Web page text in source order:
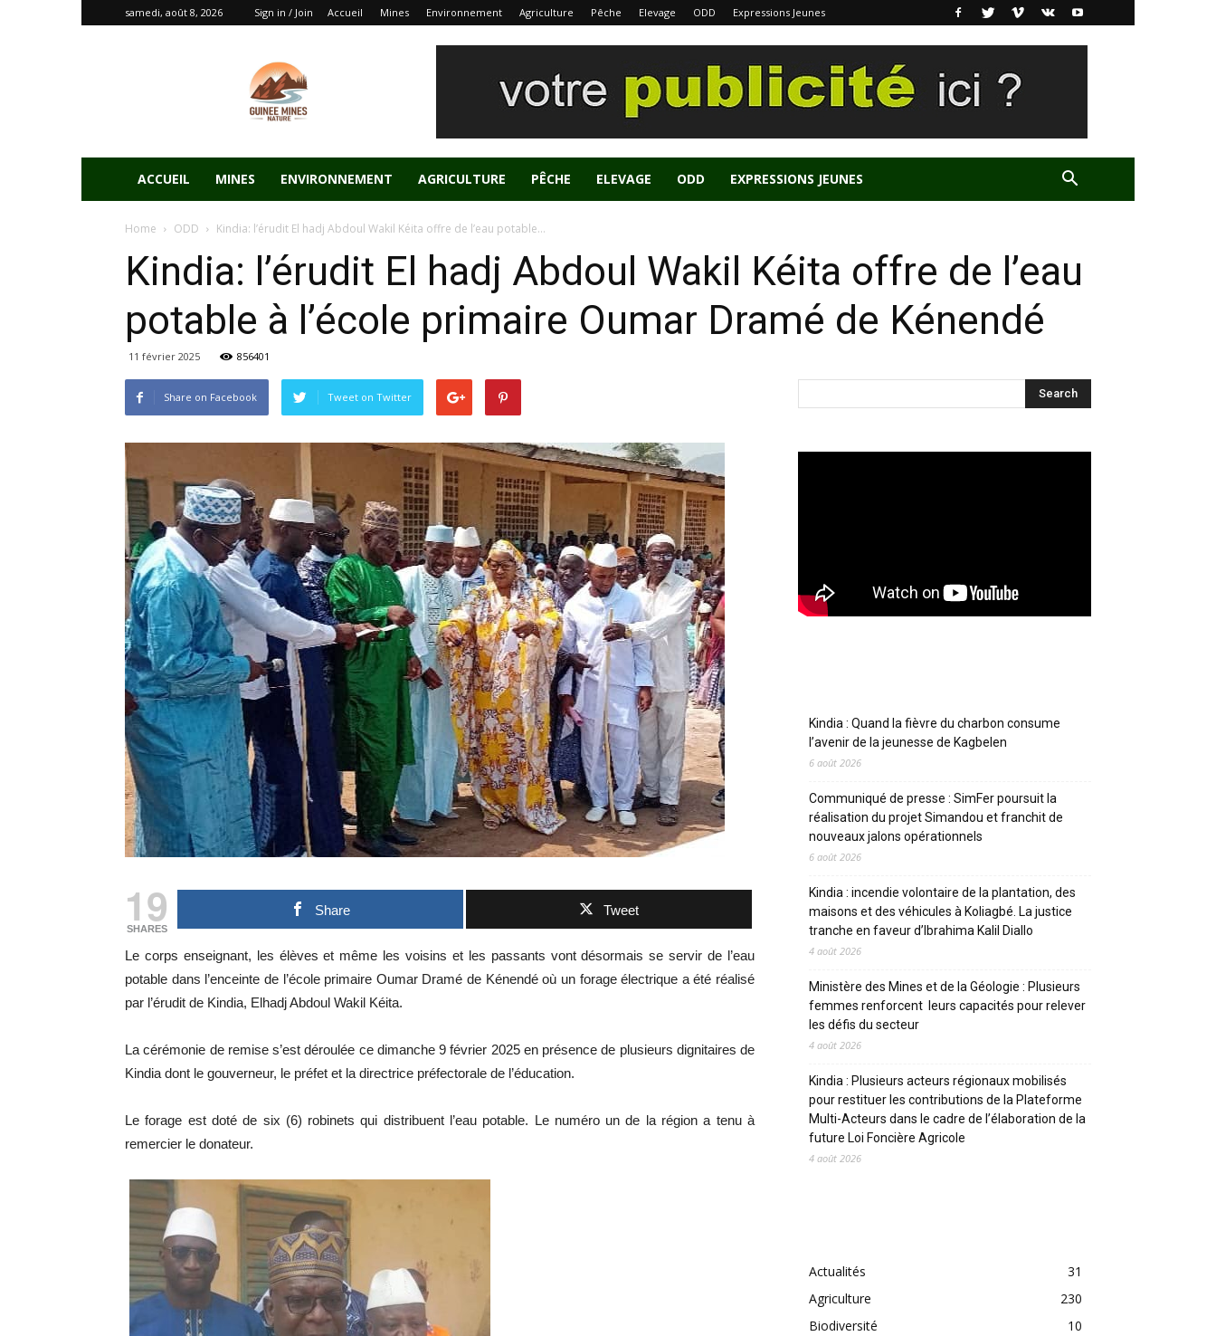
samedi, août 8, 2026 Sign in / Join Accueil Mines Environnement Agriculture Pêche Elevage ODD Expressions Jeunes
ACCUEIL MINES ENVIRONNEMENT AGRICULTURE PÊCHE ELEVAGE ODD EXPRESSIONS JEUNES
Home ODD Kindia: l’érudit El hadj Abdoul Wakil Kéita offre de l’eau potable...
Kindia: l’érudit El hadj Abdoul Wakil Kéita offre de l’eau
potable à l’école primaire Oumar Dramé de Kénendé
11 février 2025 856401
Share on Facebook Tweet on Twitter
19
SHARES
Share Tweet
Le corps enseignant, les élèves et même les voisins et les passants vont désormais se servir de l’eau
potable dans l’enceinte de l’école primaire Oumar Dramé de Kénendé où un forage électrique a été réalisé
par l’érudit de Kindia, Elhadj Abdoul Wakil Kéita.
La cérémonie de remise s’est déroulée ce dimanche 9 février 2025 en présence de plusieurs dignitaires de
Kindia dont le gouverneur, le préfet et la directrice préfectorale de l’éducation.
Le forage est doté de six (6) robinets qui distribuent l’eau potable. Le numéro un de la région a tenu à
remercier le donateur.
Kindia : Quand la fièvre du charbon consume
l’avenir de la jeunesse de Kagbelen
6 août 2026
Communiqué de presse : SimFer poursuit la
réalisation du projet Simandou et franchit de
nouveaux jalons opérationnels
6 août 2026
Kindia : incendie volontaire de la plantation, des
maisons et des véhicules à Koliagbé. La justice
tranche en faveur d’Ibrahima Kalil Diallo
4 août 2026
Ministère des Mines et de la Géologie : Plusieurs
femmes renforcent leurs capacités pour relever
les défis du secteur
4 août 2026
Kindia : Plusieurs acteurs régionaux mobilisés
pour restituer les contributions de la Plateforme
Multi-Acteurs dans le cadre de l’élaboration de la
future Loi Foncière Agricole
4 août 2026
Actualités
31
Agriculture
230
Biodiversité
10